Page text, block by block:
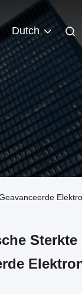
Dutch